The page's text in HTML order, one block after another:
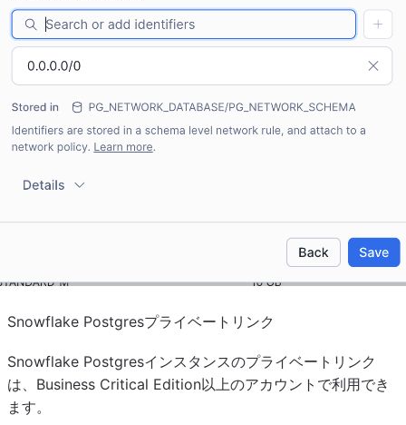
Snowflake Postgresプライベートリンク
Snowflake Postgresインスタンスのプライベートリンク
は、Business Critical Edition以上のアカウントで利用でき
ます。